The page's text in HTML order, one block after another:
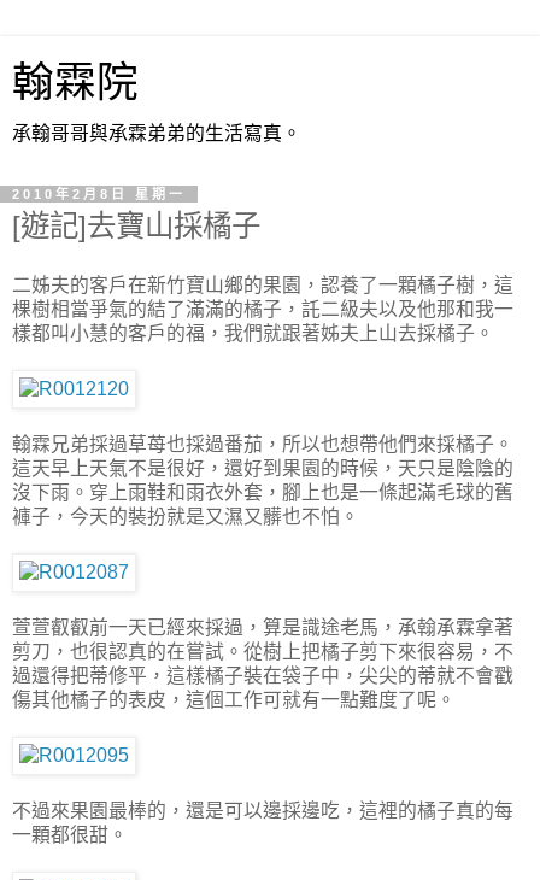
翰霖院
承翰哥哥與承霖弟弟的生活寫真。
2010年2月8日 星期一
[遊記]去寶山採橘子
二姊夫的客戶在新竹寶山鄉的果園，認養了一顆橘子樹，這
棵樹相當爭氣的結了滿滿的橘子，託二級夫以及他那和我一
樣都叫小慧的客戶的福，我們就跟著姊夫上山去採橘子。
翰霖兄弟採過草苺也採過番茄，所以也想帶他們來採橘子。
這天早上天氣不是很好，還好到果園的時候，天只是陰陰的
沒下雨。穿上雨鞋和雨衣外套，腳上也是一條起滿毛球的舊
褲子，今天的裝扮就是又濕又髒也不怕。
萱萱叡叡前一天已經來採過，算是識途老馬，承翰承霖拿著
剪刀，也很認真的在嘗試。從樹上把橘子剪下來很容易，不
過還得把蒂修平，這樣橘子裝在袋子中，尖尖的蒂就不會戳
傷其他橘子的表皮，這個工作可就有一點難度了呢。
不過來果園最棒的，還是可以邊採邊吃，這裡的橘子真的每
一顆都很甜。